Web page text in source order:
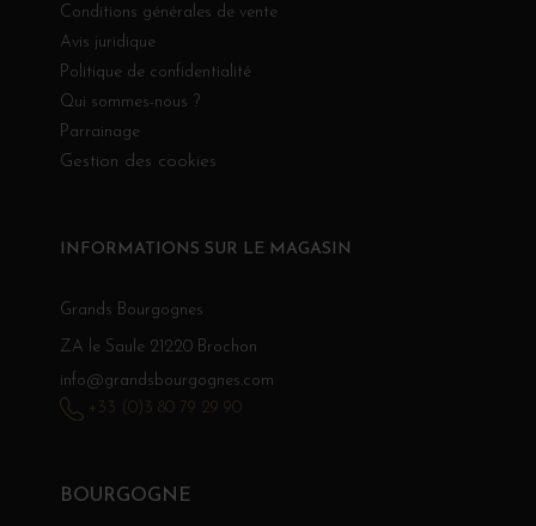
Conditions générales de vente
Avis juridique
Politique de confidentialité
Qui sommes-nous ?
Parrainage
Gestion des cookies
BOURGOGNE
INFORMATIONS SUR LE MAGASIN
Grands Bourgognes
ZA le Saule 21220 Brochon
info@grandsbourgognes.com
+33 (0)3 80 79 29 90